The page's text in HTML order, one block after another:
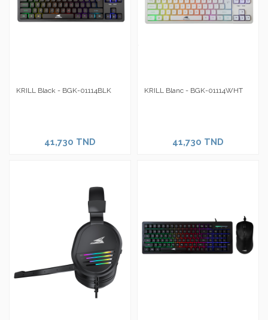
KRILL Black - BGK-01114BLK
41,730 TND
KRILL Blanc - BGK-01114WHT
41,730 TND